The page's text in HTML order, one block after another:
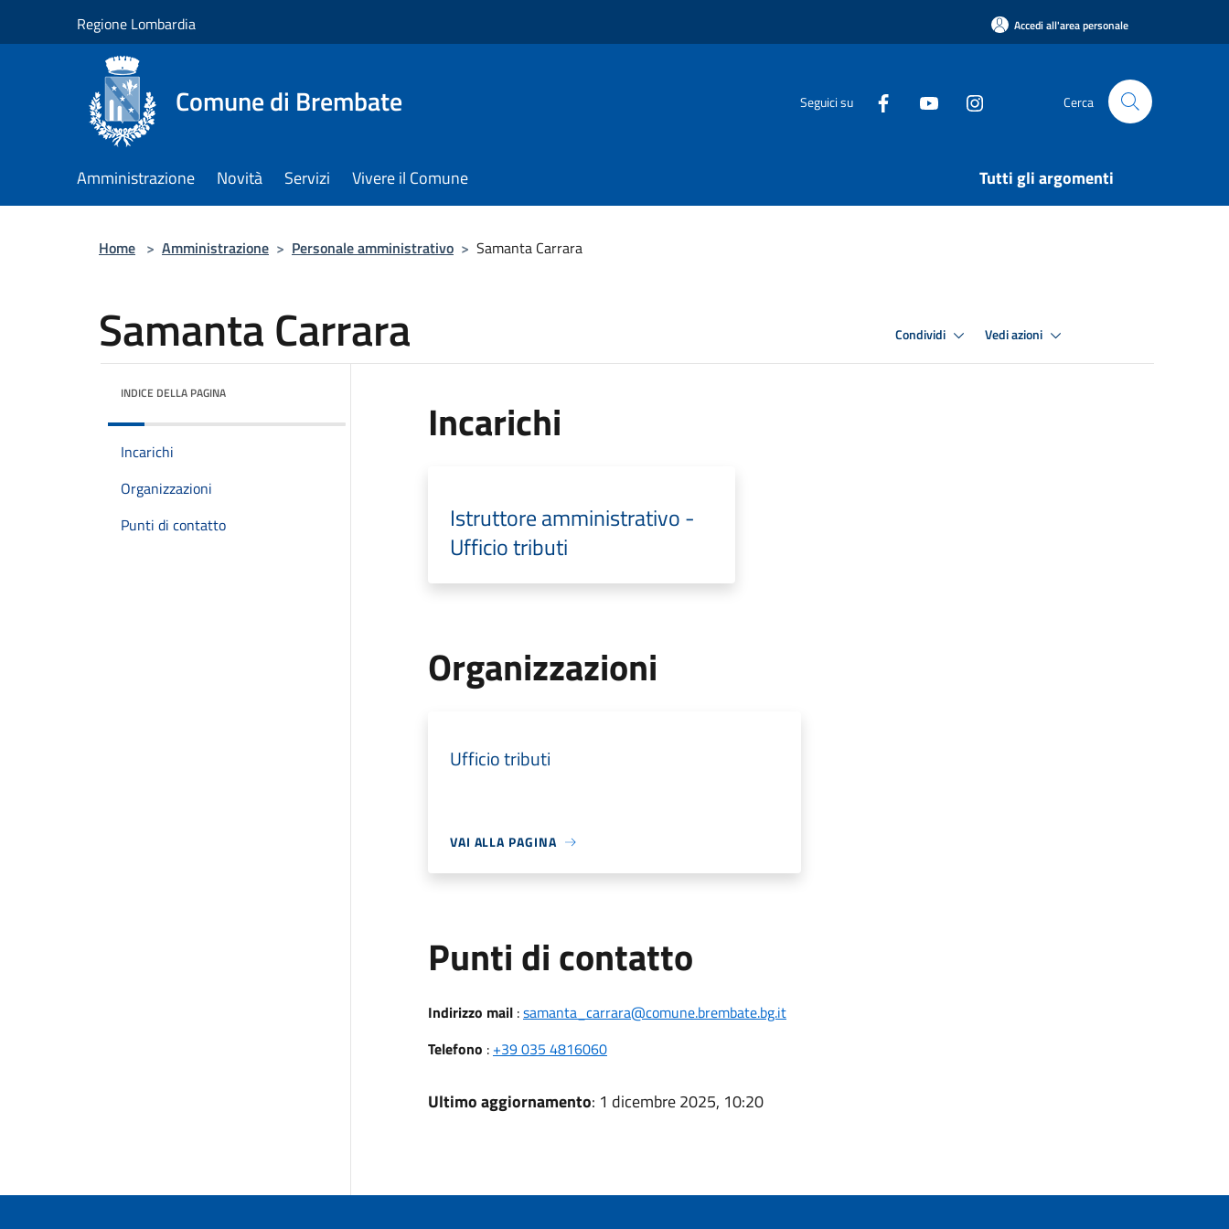
Regione Lombardia Accedi all'area personale
Comune di Brembate Seguici su Cerca
Amministrazione Novità Servizi Vivere il Comune Tutti gli argomenti
Home > Amministrazione > Personale amministrativo > Samanta Carrara
Samanta Carrara Condividi Vedi azioni
INDICE DELLA PAGINA
Incarichi
Organizzazioni
Punti di contatto
Incarichi
Istruttore amministrativo -
Ufficio tributi
Organizzazioni
Ufficio tributi
VAI ALLA PAGINA
Punti di contatto
Indirizzo mail:samanta_carrara@comune.brembate.bg.it
Telefono : +39 035 4816060
Ultimo aggiornamento: 1 dicembre 2025, 10:20